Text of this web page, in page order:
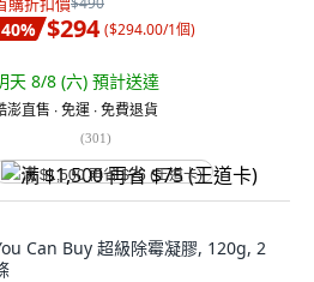
40% $294 ($294.00/1個)
天 8/8 (六) 預計送達
澎直售 ∙ 免運 ∙ 免費退貨
(301)
满 $1,500 再省 $75 (王道卡)
Can Buy 超級除霉凝膠, 120g, 2